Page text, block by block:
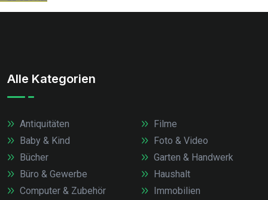
Alle Kategorien
Antiquitäten
Baby & Kind
Bücher
Büro & Gewerbe
Computer & Zubehör
Filme
Foto & Video
Garten & Handwerk
Haushalt
Immobilien